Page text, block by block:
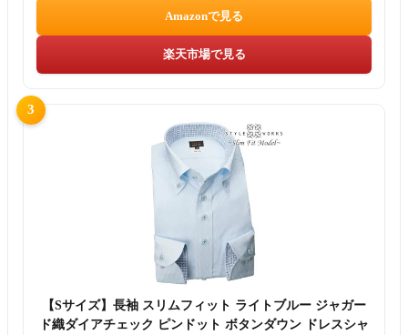
Amazonで見る
楽天市場で見る
3
【Sサイズ】長袖 スリムフィット ライトブルー ジャガー
ド織ダイアチェック ピンドット ボタンダウン ドレスシャ